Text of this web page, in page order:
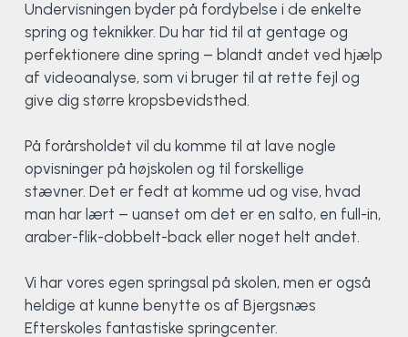
Undervisningen byder på fordybelse i de enkelte
spring og teknikker. Du har tid til at gentage og
perfektionere dine spring – blandt andet ved hjælp
af videoanalyse, som vi bruger til at rette fejl og
give dig større kropsbevidsthed.
På forårsholdet vil du komme til at lave nogle
opvisninger på højskolen og til forskellige
stævner. Det er fedt at komme ud og vise, hvad
man har lært – uanset om det er en salto, en full-in,
araber-flik-dobbelt-back eller noget helt andet.
Vi har vores egen springsal på skolen, men er også
heldige at kunne benytte os af Bjergsnæs
Efterskoles fantastiske springcenter.
Klatring
Løb
OCR
Padel
Pardans
Rytmisk gymnastik
Ski & snowboard